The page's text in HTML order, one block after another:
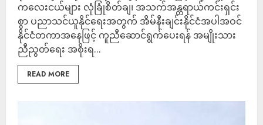
ကလေးငယ်များ လုံခြုံစိတ်ချ၊ အသက်အန္တရာယ်ကင်းရှင်း
စွာ ပညာသင်ယူနိုင်ရေးအတွက် အိမ်နီးချင်းနိုင်ငံအပါအဝင်
နိုင်ငံတကာအနေဖြင့် ကူညီဆောင်ရွက်ပေးရန် အမျိုးသား
ညီညွတ်ရေး အစိုးရ...
READ MORE